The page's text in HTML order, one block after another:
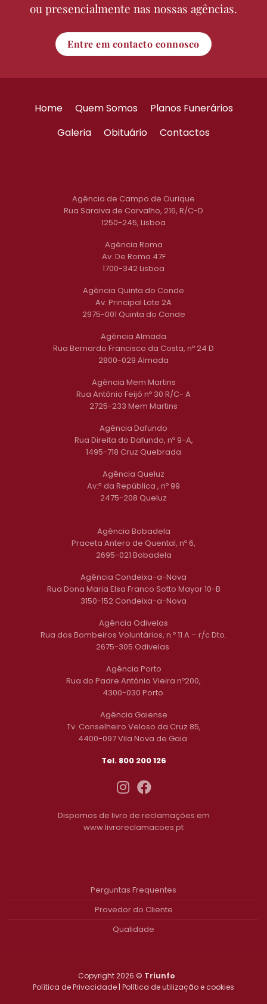
ou presencialmente nas nossas agências.
Entre em contacto connosco
Home Quem Somos
Planos Funerários
Galeria
Obituário Contactos
Agência de Campo de Ourique
Rua Saraiva de Carvalho, 216, R/C-D
1250-245, Lisboa
Agência Roma
Av. De Roma 47F
1700-342 Lisboa
Agência Quinta do Conde
Av. Principal Lote 2A
2975-001 Quinta do Conde
Agência Almada
Rua Bernardo Francisco da Costa, nº 24 D
2800-029 Almada
Agência Mem Martins
Rua António Feijó nº 30 R/C- A
2725-233 Mem Martins
Agência Dafundo
Rua Direita do Dafundo, nº 9-A,
1495-718 Cruz Quebrada
Agência Queluz
Av.ª da República , nº 99
2475-208 Queluz
Agência Bobadela
Praceta Antero de Quental, nº 6,
2695-021 Bobadela
Agência Condeixa-a-Nova
Rua Dona Maria Elsa Franco Sotto Mayor 10-B
3150-152 Condeixa-a-Nova
Agência Odivelas
Rua dos Bombeiros Voluntários, n.º 11 A – r/c Dto.
2675-305 Odivelas
Agência Porto
Rua do Padre António Vieira nº200,
4300-030 Porto
Agência Gaiense
Tv. Conselheiro Veloso da Cruz 85,
4400-097 Vila Nova de Gaia
Tel. 800 200 126
Dispomos de livro de reclamações em
www.livroreclamacoes.pt
Perguntas Frequentes
Provedor do Cliente
Qualidade
Copyright 2026 © Triunfo
Política de Privacidade | Política de utilização e cookies